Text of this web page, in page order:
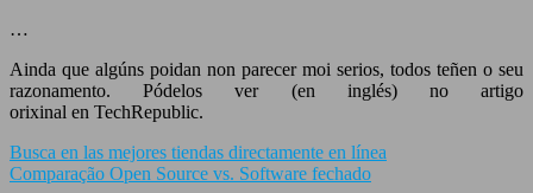
…
Ainda que algúns poidan non parecer moi serios, todos teñen o seu
razonamento. Pódelos ver (en inglés) no artigo
orixinal en TechRepublic.
Busca en las mejores tiendas directamente en línea
Comparação Open Source vs. Software fechado